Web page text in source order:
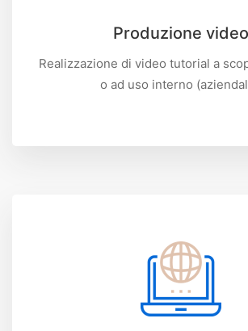
Produzione video
Realizzazione di video tutorial a
o ad uso interno